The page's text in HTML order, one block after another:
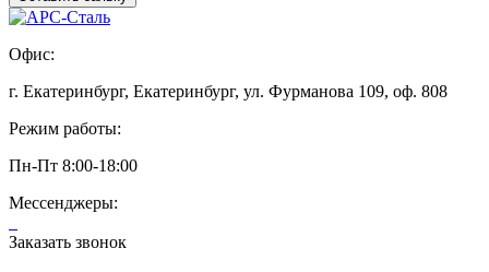
Офис:
г. Екатеринбург, Екатеринбург, ул. Фурманова 109, оф. 808
Режим работы:
Пн-Пт 8:00-18:00
Мессенджеры:
Заказать звонок